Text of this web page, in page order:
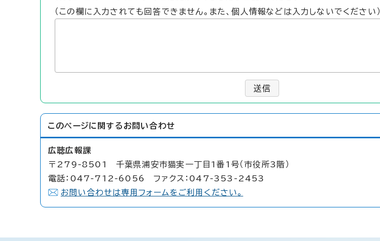
（この欄に入力されても回答できません。また、個人情報などは入力しないでください）
送信
このページに関する お問い合わせ
広聴広報課
〒279-8501 千葉県浦安市猫実一丁目1番1号（市役所3階）
電話：047-712-6056 ファクス：047-353-2453
お問い合わせは専用フォームをご利用ください。